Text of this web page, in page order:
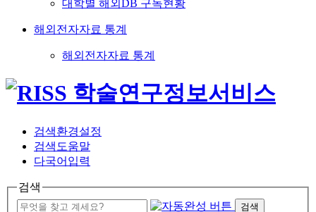
대학별 해외DB 구독현황
해외전자자료 통계
해외전자자료 통계
검색환경설정
검색도움말
다국어입력
검색
검색